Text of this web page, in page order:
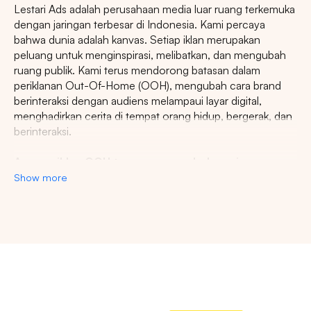
Lestari Ads adalah perusahaan media luar ruang terkemuka
dengan jaringan terbesar di Indonesia. Kami percaya
bahwa dunia adalah kanvas. Setiap iklan merupakan
peluang untuk menginspirasi, melibatkan, dan mengubah
ruang publik. Kami terus mendorong batasan dalam
periklanan Out-Of-Home (OOH), mengubah cara brand
berinteraksi dengan audiens melampaui layar digital,
menghadirkan cerita di tempat orang hidup, bergerak, dan
berinteraksi.
Show more